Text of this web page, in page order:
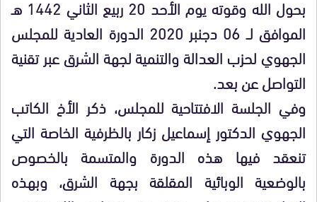
بحول الله وقوته يوم الأحد 20 ربيع الثاني 1442 هـ
الموافق لــ 06 دجنبر 2020 الدورة العادية للمجلس
الجهوي لحزب العدالة والتنمية لجهة الشرق عبر تقنية
التواصل عن بعد.
وفي الجلسة الافتتاحية للمجلس، ذكر الأخ الكاتب
الجهوي الدكتور إسماعيل زكار بالظرفية الخاصة التي
تنعقد فيها هذه الدورة والمتسمة بالخصوص
بالوضعية الوبائية المقلقة بجهة الشرق، وبهذه